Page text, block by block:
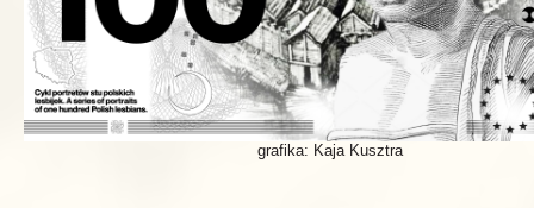
grafika: Kaja Kusztra